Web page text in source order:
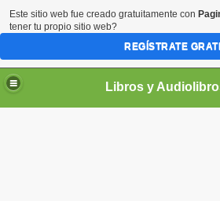
Este sitio web fue creado gratuitamente con
tener tu propio sitio web?
REGÍSTRATE